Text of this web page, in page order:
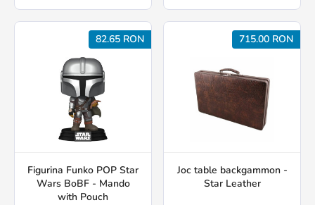
82.65 RON
Figurina Funko POP Star
Wars BoBF - Mando
with Pouch
715.00 RON
Joc table backgammon -
Star Leather